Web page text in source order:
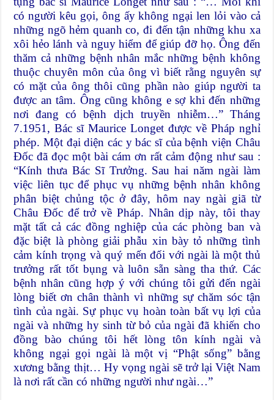
có người kêu gọi, ông ấy không ngại len lỏi vào cả
những ngõ hẻm quanh co, đi đến tận những khu xa
xôi hẻo lánh và nguy hiểm để giúp đỡ họ. Ông đến
thăm cả những bệnh nhân mắc những bệnh không
thuộc chuyên môn của ông vì biết rằng nguyên sự
có mặt của ông thôi cũng phần nào giúp người ta
được an tâm. Ông cũng không e sợ khi đến những
nơi đang có bệnh dịch truyền nhiễm…” Tháng
7.1951, Bác sĩ Maurice Longet được về Pháp nghỉ
phép. Một đại diện các y bác sĩ của bệnh viện Châu
Đốc đã đọc một bài cám ơn rất cảm động như sau :
“Kính thưa Bác Sĩ Trưởng. Sau hai năm ngài làm
việc liên tục để phục vụ những bệnh nhân không
phân biệt chủng tộc ở đây, hôm nay ngài giã từ
Châu Đốc để trở về Pháp. Nhân dịp này, tôi thay
mặt tất cả các đồng nghiệp của các phòng ban và
đặc biệt là phòng giải phẫu xin bày tỏ những tình
cảm kính trọng và quý mến đối với ngài là một thủ
trưởng rất tốt bụng và luôn sẵn sàng tha thứ. Các
bệnh nhân cũng hợp ý với chúng tôi gửi đến ngài
lòng biết ơn chân thành vì những sự chăm sóc tận
tình của ngài. Sự phục vụ hoàn toàn bất vụ lợi của
ngài và những hy sinh từ bỏ của ngài đã khiến cho
đồng bào chúng tôi hết lòng tôn kính ngài và
không ngại gọi ngài là một vị “Phật sống” bằng
xương bằng thịt… Hy vọng ngài sẽ trở lại Việt Nam
là nơi rất cần có những người như ngài…”